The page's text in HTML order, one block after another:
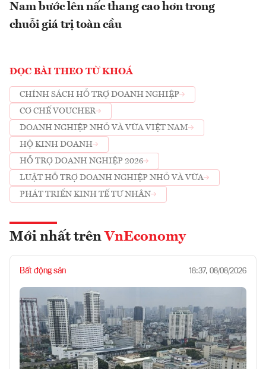
Nam bước lên nấc thang cao hơn trong
chuỗi giá trị toàn cầu
ĐỌC BÀI THEO TỪ KHOÁ
CHÍNH SÁCH HỖ TRỢ DOANH NGHIỆP
CƠ CHẾ VOUCHER
DOANH NGHIỆP NHỎ VÀ VỪA VIỆT NAM
HỘ KINH DOANH
HỖ TRỢ DOANH NGHIỆP 2026
LUẬT HỖ TRỢ DOANH NGHIỆP NHỎ VÀ VỪA
PHÁT TRIỂN KINH TẾ TƯ NHÂN
Mới nhất trên VnEconomy
Bất động sản 18:37, 08/08/2026